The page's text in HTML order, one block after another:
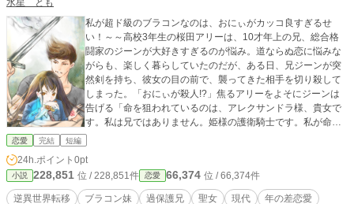
水星 とも
私が超ド級のブラコンなのは、おにぃがカッコ良すぎるせ
い！～～高校3年生の桜田アリーは、10才年上の兄、総合格
闘家のジーンが大好きすぎるのが悩み。道ならぬ恋に悩みな
がらも、楽しく暮らしていたのだが、ある日、兄ジーンが突
然剣を持ち、彼女の目の前で、襲ってきた相手を切り殺して
しまった。「おにぃが殺人!?」焦るアリーをよそにジーンは
告げる「命を狙われているのは、アレクサンドラ様、貴女で
す。私は兄ではありません。姫様の護衛騎士です。私が命を
かけて、姫様を必ずお守りいたします」。 ひ？ 姫？ こ
れないまま、二人の逃亡生活が始まる。兄妹じゃないんだか
ら、好きなままでいいのよね～～うふふ～～なんて喜んでい
たら、次第に追手に追い詰められ…… 始め主人公は実の
恋愛 完結 短編
24h.ポイント 0pt
小説 228,851 位 / 228,851件 恋愛 66,374 位 / 66,374件
逆異世界転移 ブラコン妹 過保護兄 聖女 現代
年の差恋愛